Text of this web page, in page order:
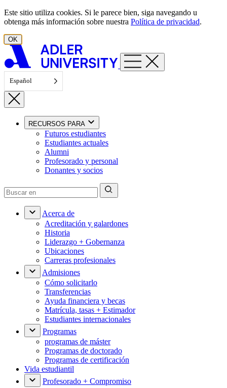
Ir al contenido
Este sitio utiliza cookies. Si le parece bien, siga navegando u
obtenga más información sobre nuestra Política de privacidad.
OK
Español
RECURSOS PARA
Futuros estudiantes
Estudiantes actuales
Alumni
Profesorado y personal
Donantes y socios
Acerca de
Acreditación y galardones
Historia
Liderazgo + Gobernanza
Ubicaciones
Carreras profesionales
Admisiones
Cómo solicitarlo
Transferencias
Ayuda financiera y becas
Matrícula, tasas + Estimador
Estudiantes internacionales
Programas
programas de máster
Programas de doctorado
Programas de certificación
Vida estudiantil
Profesorado + Compromiso